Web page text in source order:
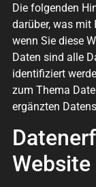
Die folgenden
darüber, was mit
wenn Sie diese
Daten sind alle
identifiziert
zum Thema
ergänzten
Website